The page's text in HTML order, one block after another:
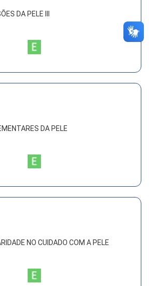
DA PELE III
DA PELE
NO CUIDADO COM A PELE